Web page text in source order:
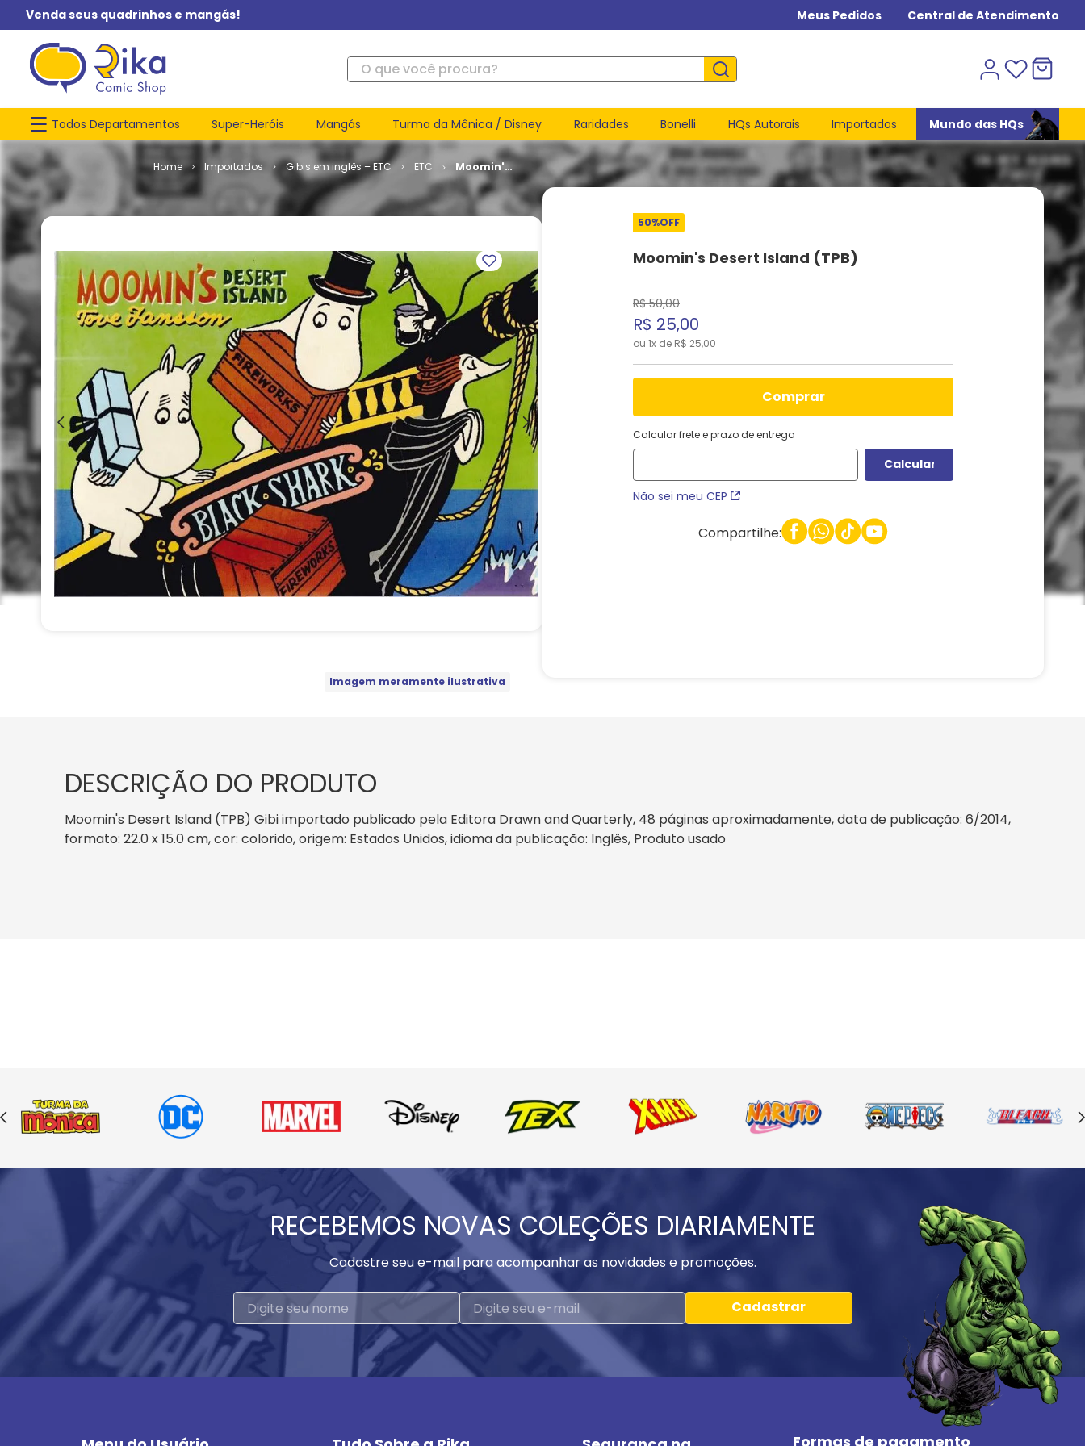
Venda seus quadrinhos e mangás! Meus Pedidos Central de Atendimento
O que você procura?
Todos Departamentos Super-Heróis Mangás Turma da Mônica / Disney Raridades Bonelli HQs Autorais Importados Mundo das HQs
Importados Gibis em inglês – ETC ETC
Moomin's
Desert
Island
Imagem meramente ilustrativa
50%OFF
Moomin's Desert Island (TPB)
R$ 50,00
R$ 25,00
ou 1x de R$ 25,00
comprar
Calcular frete e prazo de entrega
Não sei meu CEP
Compartilhe:
DESCRIÇÃO DO PRODUTO
Moomin's Desert Island (TPB) Gibi importado publicado pela Editora Drawn and Quarterly, 48 páginas aproximadamente, data de publicação: 6/2014,
formato: 22.0 x 15.0 cm, cor: colorido, origem: Estados Unidos, idioma da publicação: Inglês, Produto usado
RECEBEMOS NOVAS COLEÇÕES DIARIAMENTE
Cadastre seu e-mail para acompanhar as novidades e promoções.
Cadastrar
Formas de pagamento